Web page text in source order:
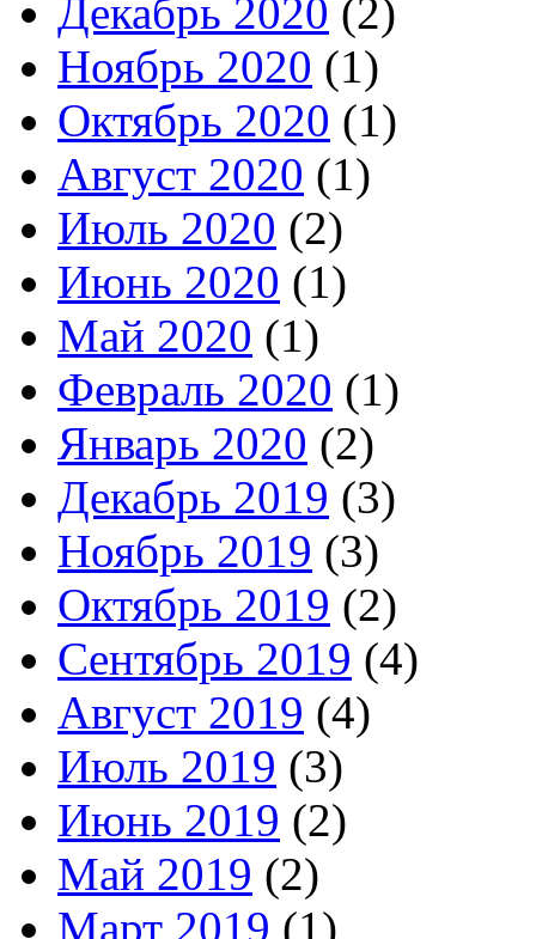
Декабрь 2020 (2)
Ноябрь 2020 (1)
Октябрь 2020 (1)
Август 2020 (1)
Июль 2020 (2)
Июнь 2020 (1)
Май 2020 (1)
Февраль 2020 (1)
Январь 2020 (2)
Декабрь 2019 (3)
Ноябрь 2019 (3)
Октябрь 2019 (2)
Сентябрь 2019 (4)
Август 2019 (4)
Июль 2019 (3)
Июнь 2019 (2)
Май 2019 (2)
Март 2019 (1)